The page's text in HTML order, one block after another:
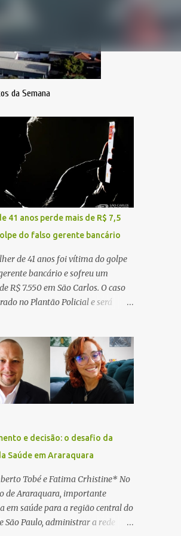
da Semana
41 anos perde mais de R$ 7,5
do falso gerente bancário
de 41 anos foi vítima do golpe
bancário e sofreu um
R$ 7.550 em São Carlos. O caso
no Plantão Policial e será
a vítima recebeu contato pelo
de um homem que afirmava ser
da conta bancária da
suspeito alegou que seria
atualizar o cadastro da conta e
que deveriam ser realizados.
o golpista enviou um
em PDF simulando uma
oficial da instituição
Na sequência, entrou em contato
e encaminhou um link,
a vítima a acessá-lo pelo
e decisão: o desafio da
Saúde em Araraquara
Tobé e Fatima Crhistine* No
de Araraquara, importante
em saúde para a região central do
São Paulo, administrar a rede